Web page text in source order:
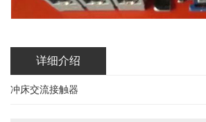
详细介绍
冲床交流接触器